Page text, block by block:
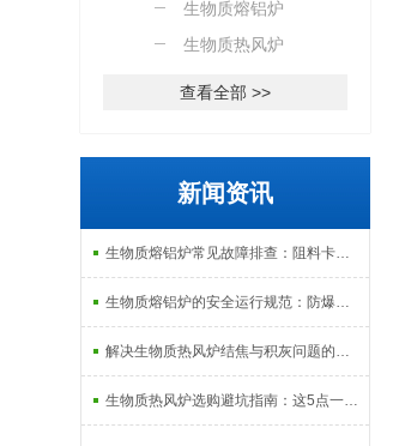
生物质熔铝炉
生物质热风炉
查看全部 >>
新闻资讯
生物质熔铝炉常见故障排查：阻料卡料、火嘴结焦与烟气排放异常的处理
生物质熔铝炉的安全运行规范：防爆、防泄漏与应急处理机制
解决生物质热风炉结焦与积灰问题的关键技术路径探讨
生物质热风炉选购避坑指南：这5点一定要注意